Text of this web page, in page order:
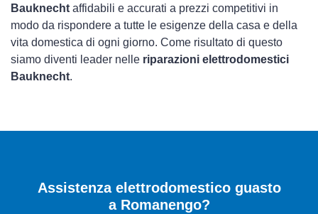
Bauknecht affidabili e accurati a prezzi competitivi in
modo da rispondere a tutte le esigenze della casa e della
vita domestica di ogni giorno. Come risultato di questo
siamo diventi leader nelle riparazioni elettrodomestici
Bauknecht.
Assistenza elettrodomestico guasto
a Romanengo?